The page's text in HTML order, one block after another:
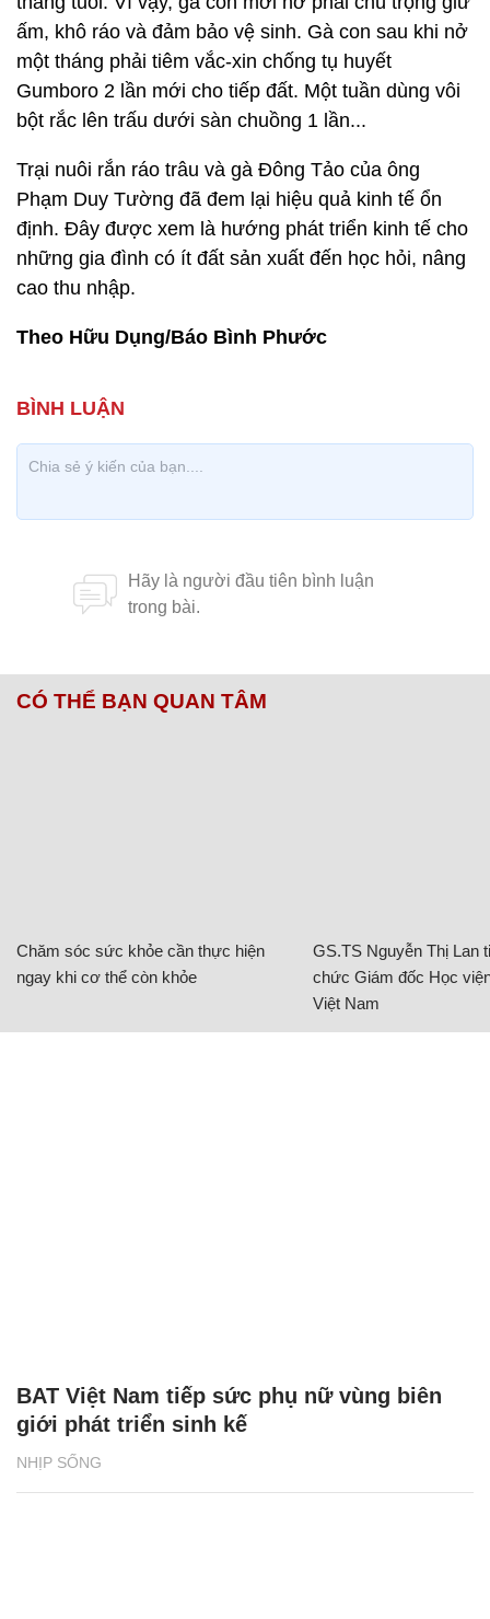
ấm, khô ráo và đảm bảo vệ sinh. Gà con sau khi nở
một tháng phải tiêm vắc-xin chống tụ huyết
Gumboro 2 lần mới cho tiếp đất. Một tuần dùng vôi
bột rắc lên trấu dưới sàn chuồng 1 lần...
Trại nuôi rắn ráo trâu và gà Đông Tảo của ông
Phạm Duy Tường đã đem lại hiệu quả kinh tế ổn
định. Đây được xem là hướng phát triển kinh tế cho
những gia đình có ít đất sản xuất đến học hỏi, nâng
cao thu nhập.
Theo Hữu Dụng/Báo Bình Phước
CÓ THỂ BẠN QUAN TÂM
Chăm sóc sức khỏe cần thực hiện
ngay khi cơ thể còn khỏe
GS.TS Nguyễn Thị Lan
chức Giám đốc Học
Việt Nam
NHỊP SỐNG
BAT Việt Nam tiếp sức phụ nữ vùng biên
giới phát triển sinh kế